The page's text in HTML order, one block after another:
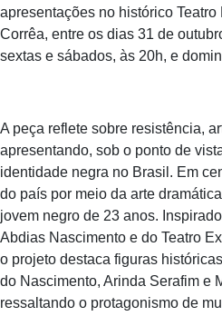
apresentações no histórico
Corrêa, entre os dias 31 de
sextas e sábados, às 20h, e
A peça reflete sobre resistência,
apresentando, sob o ponto de
identidade negra no Brasil. Em
do país por meio da arte
jovem negro de 23 anos.
Abdias Nascimento e do Teatro
o projeto destaca figuras
do Nascimento, Arinda Serafim e
ressaltando o protagonismo de